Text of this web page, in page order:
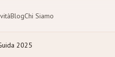
BlogChi Siamo
2025